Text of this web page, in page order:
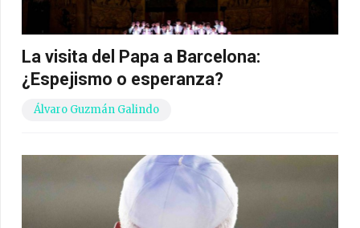
La visita del Papa a Barcelona:
¿Espejismo o esperanza?
Álvaro Guzmán Galindo